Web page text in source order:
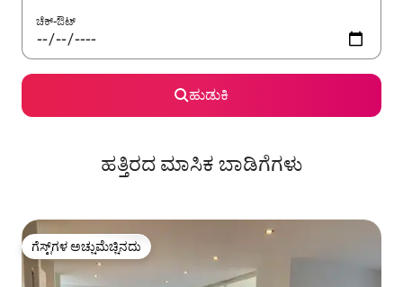
ಚೆಕ್-ಔಟ್
ಹುಡುಕಿ
ಹತ್ತಿರದ ಮಾಸಿಕ ಬಾಡಿಗೆಗಳು
ಗೆಸ್ಟ್‌ಗಳ ಅಚ್ಚುಮೆಚ್ಚಿನದು
ಗೆಸ್ಟ್‌ಗಳ ಅಚ್ಚುಮೆಚ್ಚಿನದು